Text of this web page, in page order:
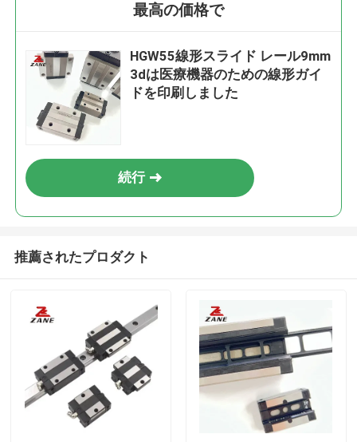
ホーム
最高の価格で
HGW55線形スライド レール9mm
3dは医療機器のための線形ガイ
ドを印刷しました
続行
推薦されたプロダクト